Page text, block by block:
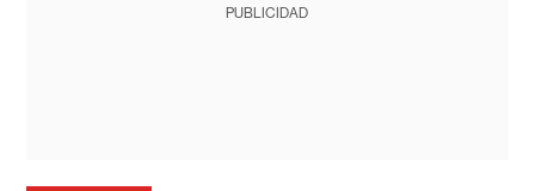
PUBLICIDAD